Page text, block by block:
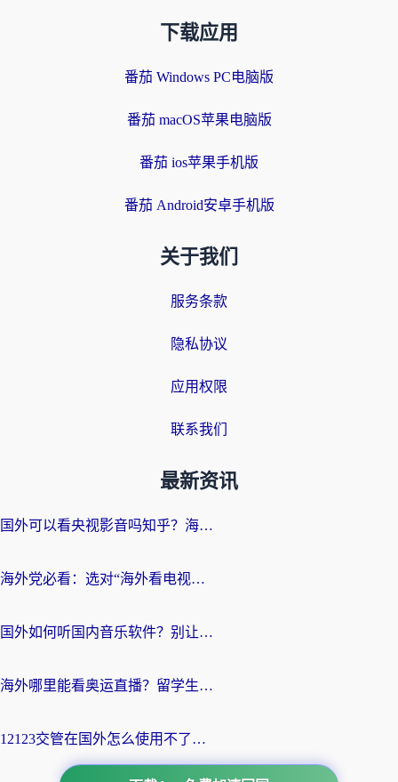
下载应用
番茄 Windows PC电脑版
番茄 macOS苹果电脑版
番茄 ios苹果手机版
番茄 Android安卓手机版
关于我们
服务条款
隐私协议
应用权限
联系我们
最新资讯
国外可以看央视影音吗知乎？海外党亲测有效的回国加速方案
海外党必看：选对“海外看电视剧软件”，再也不用愁国内剧刷不了
国外如何听国内音乐软件？别让地域限制，断了你的中文歌单
海外哪里能看奥运直播？留学生&海外华人必看的体育赛事观赛终极指南
12123交管在国外怎么使用不了？海外华人必看的无缝访问国内资源指南